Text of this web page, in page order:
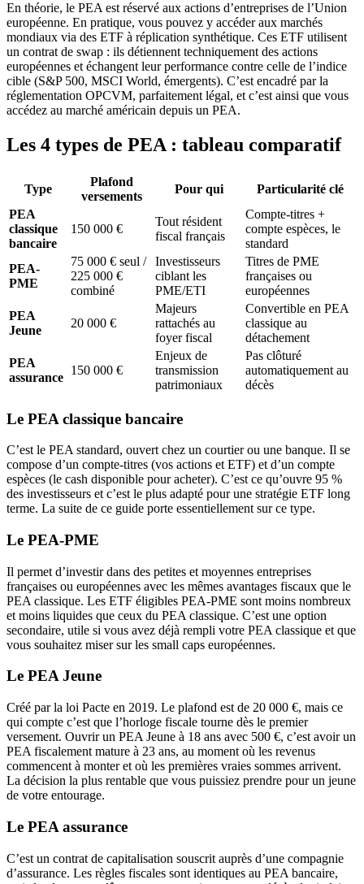
En théorie, le PEA est réservé aux actions d’entreprises de l’Union
européenne. En pratique, vous pouvez y accéder aux marchés
mondiaux via des ETF à réplication synthétique. Ces ETF utilisent
un contrat de swap : ils détiennent techniquement des actions
européennes et échangent leur performance contre celle de l’indice
cible (S&P 500, MSCI World, émergents). C’est encadré par la
réglementation OPCVM, parfaitement légal, et c’est ainsi que vous
accédez au marché américain depuis un PEA.
Les 4 types de PEA : tableau comparatif
Type
Plafond
versements
Pour qui
Particularité clé
PEA
classique
bancaire
150 000 €
Tout résident
fiscal français
Compte-titres +
compte espèces, le
standard
PEA-
PME
75 000 € seul /
225 000 €
combiné
Investisseurs
ciblant les
PME/ETI
Titres de PME
françaises ou
européennes
PEA
Jeune
20 000 €
Majeurs
rattachés au
foyer fiscal
Convertible en PEA
classique au
détachement
PEA
assurance
150 000 €
Enjeux de
transmission
patrimoniaux
Pas clôturé
automatiquement au
décès
Le PEA classique bancaire
C’est le PEA standard, ouvert chez un courtier ou une banque. Il se
compose d’un compte-titres (vos actions et ETF) et d’un compte
espèces (le cash disponible pour acheter). C’est ce qu’ouvre 95 %
des investisseurs et c’est le plus adapté pour une stratégie ETF long
terme. La suite de ce guide porte essentiellement sur ce type.
Le PEA-PME
Il permet d’investir dans des petites et moyennes entreprises
françaises ou européennes avec les mêmes avantages fiscaux que le
PEA classique. Les ETF éligibles PEA-PME sont moins nombreux
et moins liquides que ceux du PEA classique. C’est une option
secondaire, utile si vous avez déjà rempli votre PEA classique et que
vous souhaitez miser sur les small caps européennes.
Le PEA Jeune
Créé par la loi Pacte en 2019. Le plafond est de 20 000 €, mais ce
qui compte c’est que l’horloge fiscale tourne dès le premier
versement. Ouvrir un PEA Jeune à 18 ans avec 500 €, c’est avoir un
PEA fiscalement mature à 23 ans, au moment où les revenus
commencent à monter et où les premières vraies sommes arrivent.
La décision la plus rentable que vous puissiez prendre pour un jeune
de votre entourage.
Le PEA assurance
C’est un contrat de capitalisation souscrit auprès d’une compagnie
d’assurance. Les règles fiscales sont identiques au PEA bancaire,